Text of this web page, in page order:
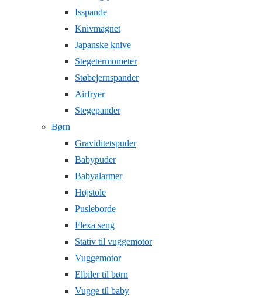
Isspande
Knivmagnet
Japanske knive
Stegetermometer
Støbejernspander
Airfryer
Stegepander
Børn
Graviditetspuder
Babypuder
Babyalarmer
Højstole
Pusleborde
Flexa seng
Stativ til vuggemotor
Vuggemotor
Elbiler til børn
Vugge til baby